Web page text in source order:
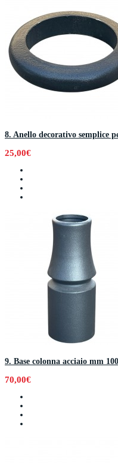
8. Anello decorativo semplice
25,00€
9. Base colonna acciaio mm
70,00€